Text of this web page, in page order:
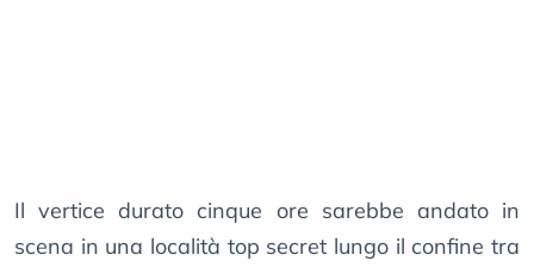
Il vertice durato cinque ore sarebbe andato in
scena in una località top secret lungo il confine tra